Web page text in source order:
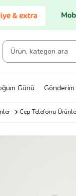
Günü Gönderim
Cep Telefonu